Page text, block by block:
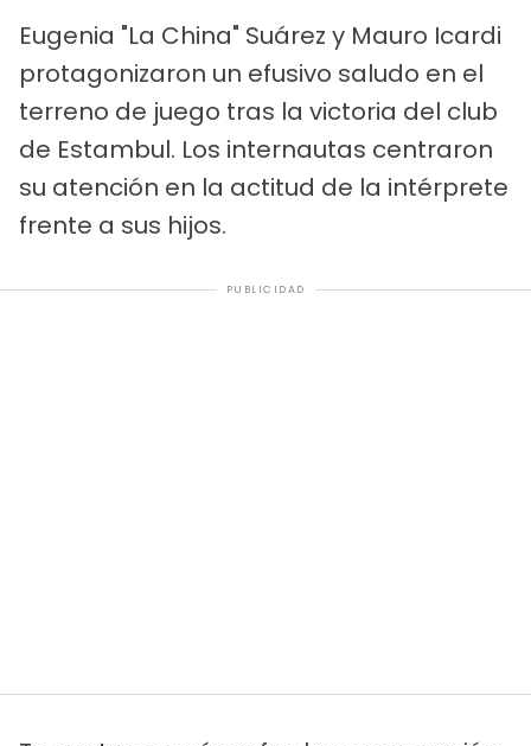
Eugenia "La China" Suárez y Mauro Icardi
protagonizaron un efusivo saludo en el
terreno de juego tras la victoria del club
de Estambul. Los internautas centraron
su atención en la actitud de la intérprete
frente a sus hijos.
PUBLICIDAD